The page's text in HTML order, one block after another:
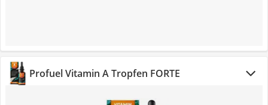
Profuel Vitamin A Tropfen FORTE